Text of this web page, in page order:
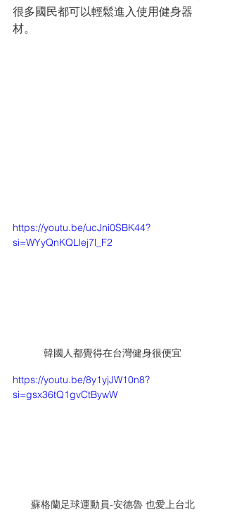
很多國民都可以輕鬆進入使用健身器
材。
https://youtu.be/ucJni0SBK44?
si=WYyQnKQLlej7l_F2
韓國人都覺得在台灣健身很便宜
https://youtu.be/8y1yjJW10n8?
si=gsx36tQ1gvCtBywW
蘇格蘭足球運動員-安德魯 也愛上台北